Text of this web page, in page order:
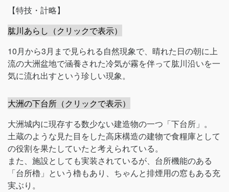
【特技・計略】
肱川あらし（クリックで表示）
10月から3月まで見られる自然現象で、晴れた日の朝に上
流の大洲盆地で涵養された冷気が霧を伴って肱川沿いを一
気に流れ出すという珍しい現象。
大洲の下台所（クリックで表示）
大洲城内に現存する数少ない建造物の一つ「下台所」。
土蔵のような見た目をした高床構造の建物で食糧庫として
の役割を果たしていたと考えられている。
また、施設としても実装されているが、台所機能のある
「台所櫓」という櫓もあり、ちゃんと排煙用の窓もある充
実ぶり。